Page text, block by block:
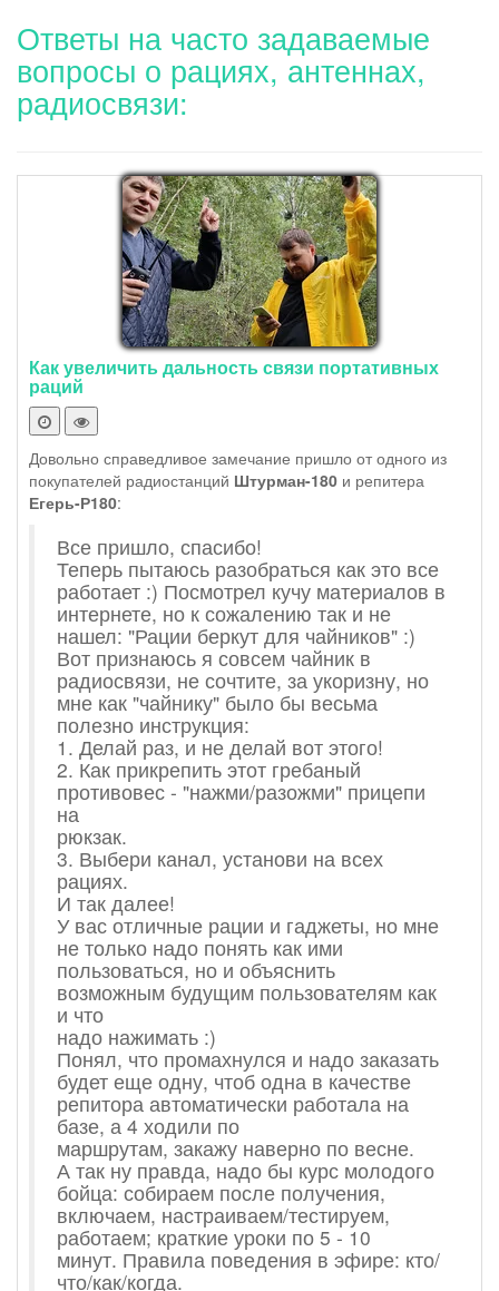
Ответы на часто задаваемые
вопросы о рациях, антеннах,
радиосвязи:
Как увеличить дальность связи портативных
раций
Довольно справедливое замечание пришло от одного из
покупателей радиостанций Штурман-180 и репитера
Егерь-Р180:
Все пришло, спасибо!
Теперь пытаюсь разобраться как это все
работает :) Посмотрел кучу материалов в
интернете, но к сожалению так и не
нашел: "Рации беркут для чайников" :)
Вот признаюсь я совсем чайник в
радиосвязи, не сочтите, за укоризну, но
мне как "чайнику" было бы весьма
полезно инструкция:
1. Делай раз, и не делай вот этого!
2. Как прикрепить этот гребаный
противовес - "нажми/разожми" прицепи
на
рюкзак.
3. Выбери канал, установи на всех
рациях.
И так далее!
У вас отличные рации и гаджеты, но мне
не только надо понять как ими
пользоваться, но и объяснить
возможным будущим пользователям как
и что
надо нажимать :)
Понял, что промахнулся и надо заказать
будет еще одну, чтоб одна в качестве
репитора автоматически работала на
базе, а 4 ходили по
маршрутам, закажу наверно по весне.
А так ну правда, надо бы курс молодого
бойца: собираем после получения,
включаем, настраиваем/тестируем,
работаем; краткие уроки по 5 - 10
минут. Правила поведения в эфире: кто/
что/как/когда.